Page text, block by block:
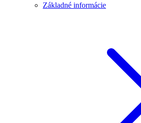
Základné informácie